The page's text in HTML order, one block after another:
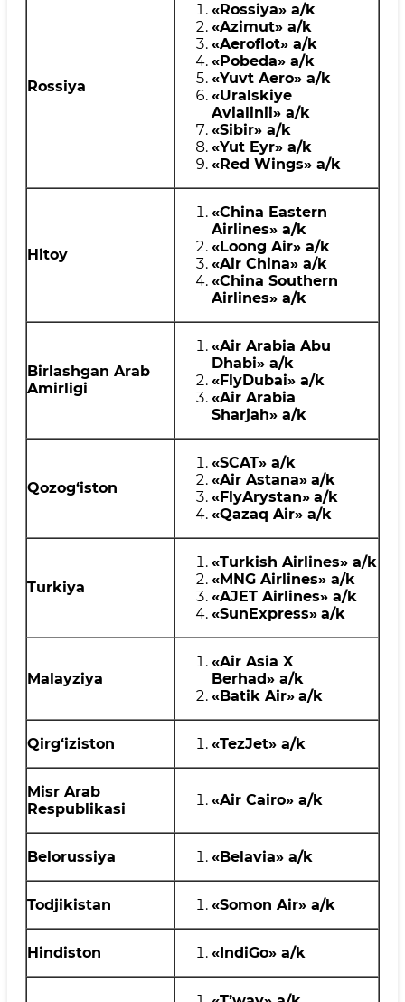
Rossiya
«Rossiya» a/k
«Azimut» a/k
«Aeroflot» a/k
«Pobeda» a/k
«Yuvt Aero» a/k
«Uralskiye
Avialinii» a/k
«Sibir» a/k
«Yut Eyr» a/k
«Red Wings» a/k
Hitoy
«China Eastern
Airlines» a/k
«Loong Air» a/k
«Air China» a/k
«China Southern
Airlines» a/k
Birlashgan Arab
Amirligi
«Air Arabia Abu
Dhabi» a/k
«FlyDubai» a/k
«Air Arabia
Sharjah» a/k
Qozog‘iston
«SCAT» a/k
«Air Astana» a/k
«FlyArystan» a/k
«Qazaq Air» a/k
Turkiya
«Turkish Airlines» a/k
«MNG Airlines» a/k
«AJET Airlines» a/k
«SunExpress» a/k
Malayziya
«Air Asia X
Berhad» a/k
«Batik Air» a/k
Qirg‘iziston «TezJet» a/k
Misr Arab
Respublikasi
«Air Cairo» a/k
Belorussiya «Belavia» a/k
Todjikistan «Somon Air» a/k
Hindiston «IndiGo» a/k